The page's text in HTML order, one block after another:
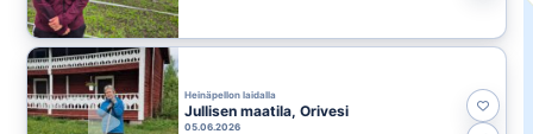
Heinäpellon laidalla
Jullisen maatila, Orivesi
05.06.2026